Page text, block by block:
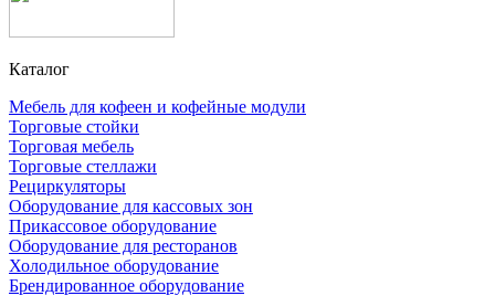
Каталог
Мебель для кофеен и кофейные модули
Торговые стойки
Торговая мебель
Торговые стеллажи
Рециркуляторы
Оборудование для кассовых зон
Прикассовое оборудование
Оборудование для ресторанов
Холодильное оборудование
Брендированное оборудование